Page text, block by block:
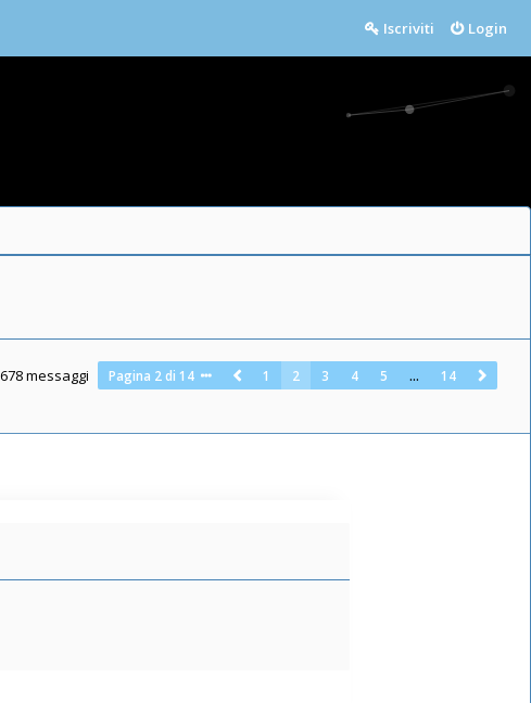
Login
Iscriviti
678 messaggi Pagina 2 di14 1 2 3 4 5 … 14